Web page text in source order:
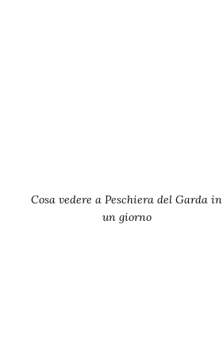
Cosa vedere a Peschiera del Garda in
un giorno